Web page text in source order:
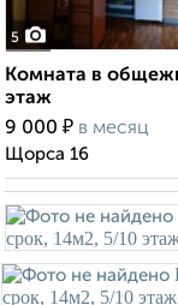
5
Комната в
этаж
9 000 ₽ в месяц
Щорса 16